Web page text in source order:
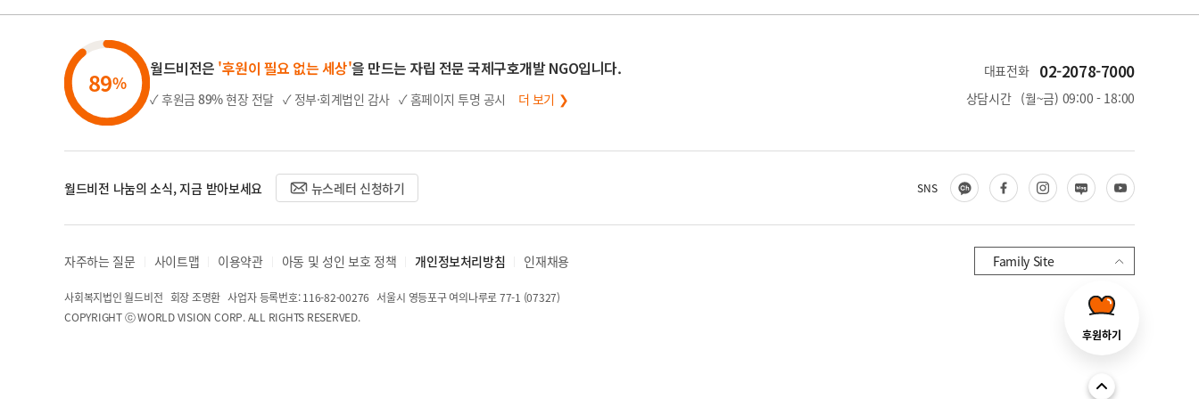
89%
월드비전은 '후원이 필요 없는 세상'을 만드는 자립 전문 국제구호개발 NGO입니다.
✓ 후원금 89%현장 전달 ✓ 정부·회계법인 감사 ✓ 홈페이지 투명 공시 더 보기 ❯
대표전화 02-2078-7000
상담시간 (월~금) 09:00 - 18:00
월드비전 나눔의 소식, 지금 받아보세요 뉴스레터 신청하기 SNS
카
카
오
페
이
스
북
인
스
타
그
램
블
로
그
유
튜
브
자주하는 질문 사이트맵 이용약관 아동 및 성인 보호 정책 개인정보처리방침 인재채용 Family Site
사회복지법인 월드비전 회장 조명환사업자 등록번호: 116-82-00276서울시 영등포구 여의나루로 77-1 (07327)
COPYRIGHT ⓒ WORLD VISION CORP. ALL RIGHTS RESERVED.
후원하기
T